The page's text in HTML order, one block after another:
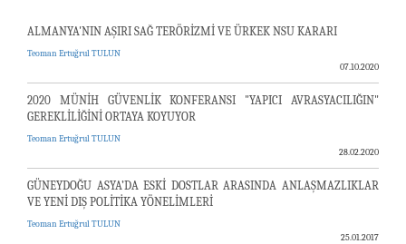
ALMANYA'NIN AŞIRI SAĞ TERÖRİZMİ VE ÜRKEK NSU KARARI
Teoman Ertuğrul TULUN
07.10.2020
2020 MÜNİH GÜVENLİK KONFERANSI "YAPICI AVRASYACILIĞIN"
GEREKLİLİĞİNİ ORTAYA KOYUYOR
Teoman Ertuğrul TULUN
28.02.2020
GÜNEYDOĞU ASYA’DA ESKİ DOSTLAR ARASINDA ANLAŞMAZLIKLAR
VE YENİ DIŞ POLİTİKA YÖNELİMLERİ
Teoman Ertuğrul TULUN
25.01.2017